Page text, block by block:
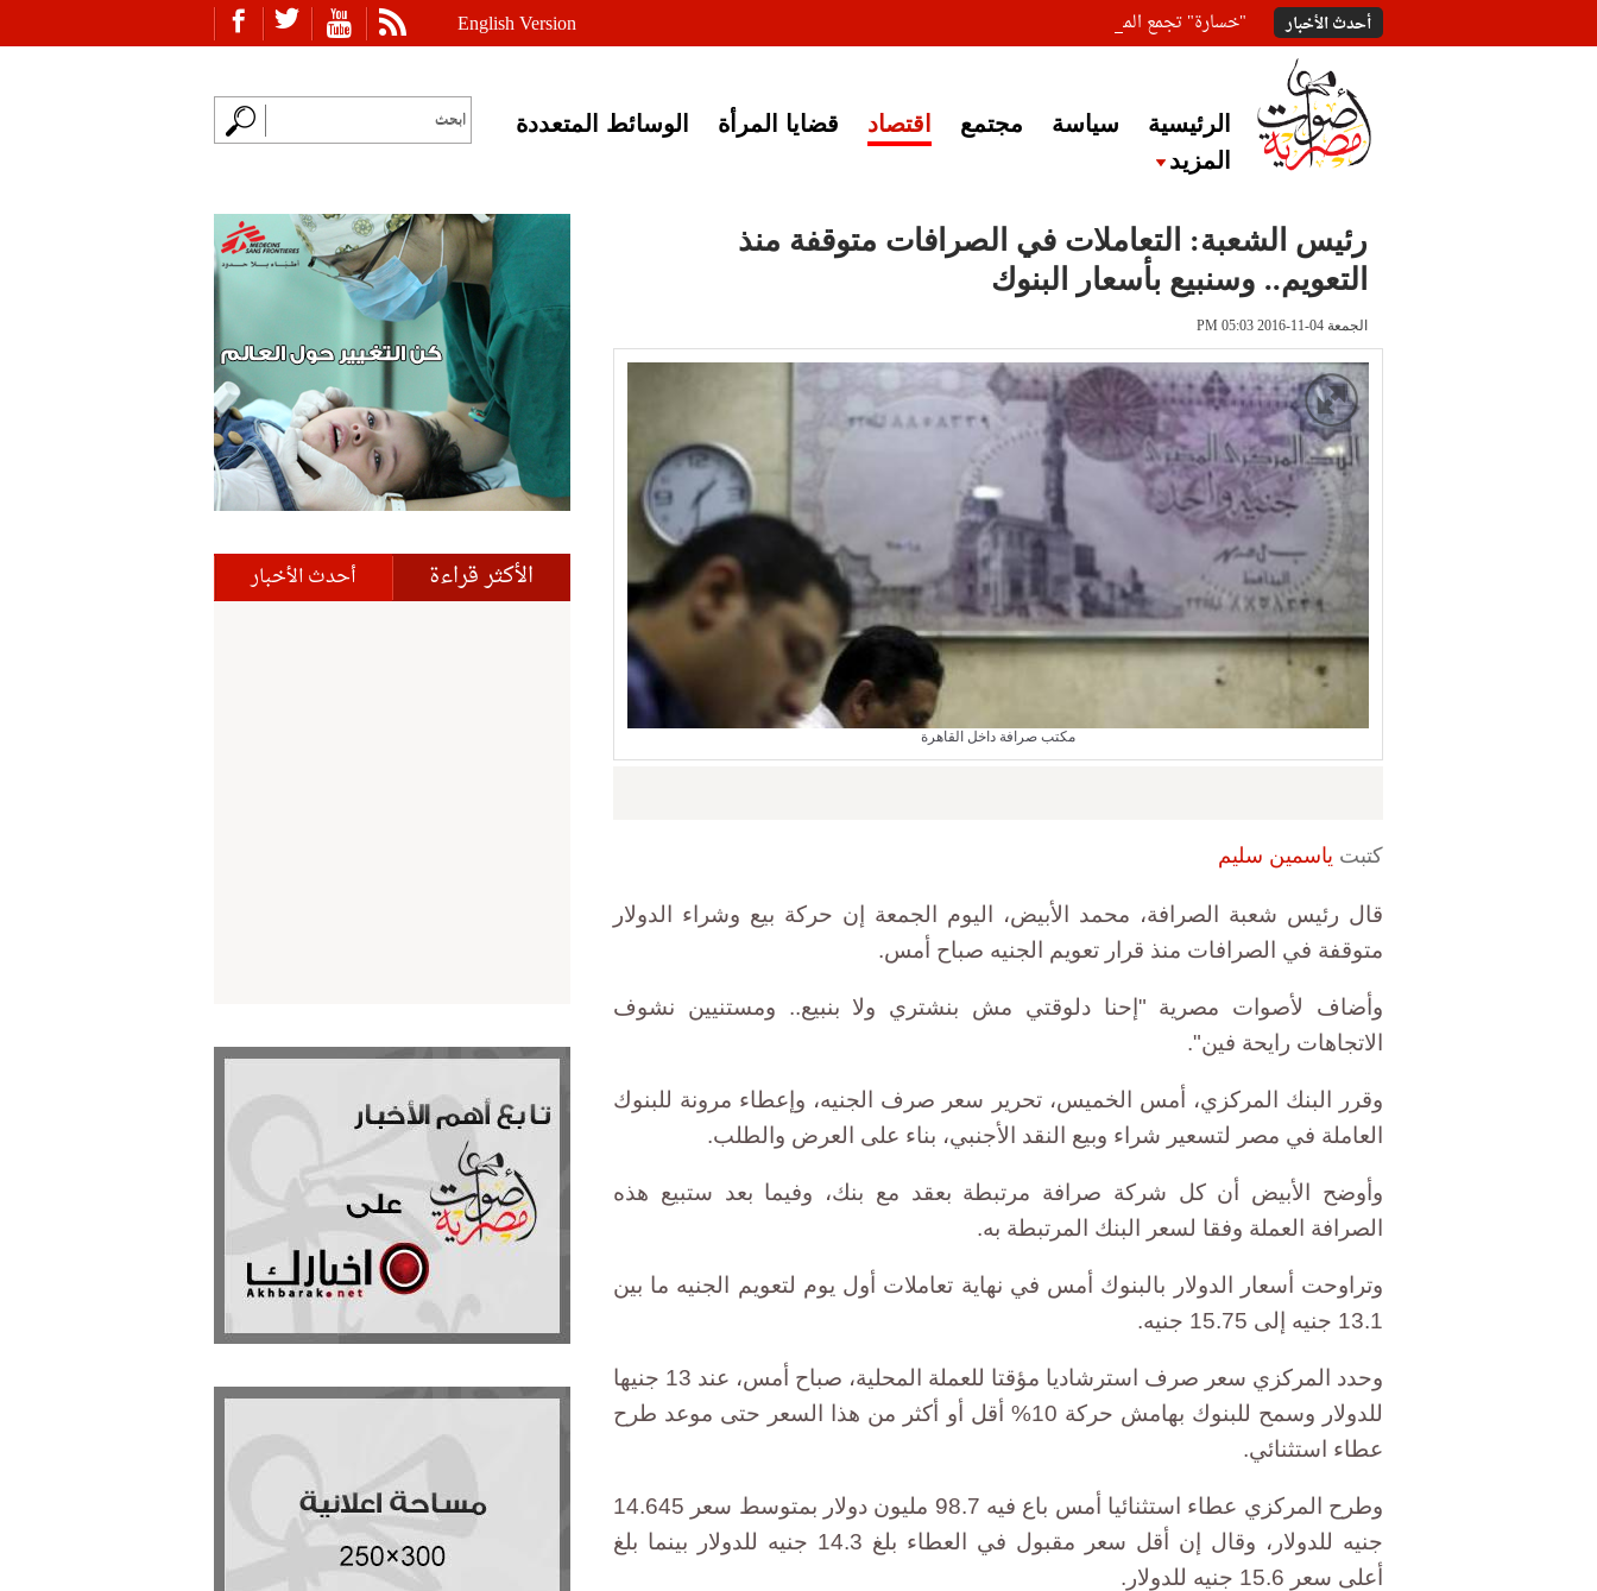
English Version أحدث الأخبار "خسارة" تجمع المعلقين على خبر إغلاق أصوات مصرية
الرئيسية سياسة مجتمع اقتصاد قضايا المرأة
الوسائط المتعددة
المزيد
رئيس الشعبة: التعاملات في الصرافات متوقفة منذ
التعويم.. وسنبيع بأسعار البنوك
الجمعة 04-11-2016 PM 05:03
مكتب صرافة داخل القاهرة
كتبت ياسمين سليم
قال رئيس شعبة الصرافة، محمد الأبيض، اليوم الجمعة إن حركة بيع وشراء الدولار
متوقفة في الصرافات منذ قرار تعويم الجنيه صباح أمس.
وأضاف لأصوات مصرية "إحنا دلوقتي مش بنشتري ولا بنبيع.. ومستنيين نشوف
الاتجاهات رايحة فين".
وقرر البنك المركزي، أمس الخميس، تحرير سعر صرف الجنيه، وإعطاء مرونة للبنوك
العاملة في مصر لتسعير شراء وبيع النقد الأجنبي، بناء على العرض والطلب.
وأوضح الأبيض أن كل شركة صرافة مرتبطة بعقد مع بنك، وفيما بعد ستبيع هذه
الصرافة العملة وفقا لسعر البنك المرتبطة به.
وتراوحت أسعار الدولار بالبنوك أمس في نهاية تعاملات أول يوم لتعويم الجنيه ما بين
13.1 جنيه إلى 15.75 جنيه.
وحدد المركزي سعر صرف استرشاديا مؤقتا للعملة المحلية، صباح أمس، عند 13 جنيها
للدولار وسمح للبنوك بهامش حركة 10% أقل أو أكثر من هذا السعر حتى موعد طرح
عطاء استثنائي.
وطرح المركزي عطاء استثنائيا أمس باع فيه 98.7 مليون دولار بمتوسط سعر 14.645
جنيه للدولار، وقال إن أقل سعر مقبول في العطاء بلغ 14.3 جنيه للدولار بينما بلغ
أعلى سعر 15.6 جنيه للدولار.
الأكثر قراءة أحدث الأخبار